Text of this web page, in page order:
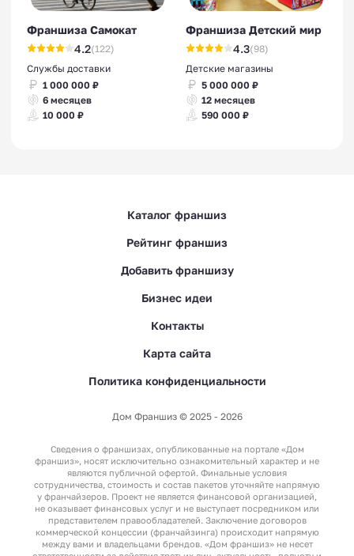
Франшиза Самокат
4.2(122)
Службы доставки
1 000 000 ₽
6 месяцев
10 000 ₽
Франшиза Детский мир
4.3(98)
Детские магазины
5 000 000 ₽
12 месяцев
590 000 ₽
Каталог франшиз
Рейтинг франшиз
Добавить франшизу
Бизнес идеи
Контакты
Карта сайта
Политика конфиденциальности
Дом Франшиз © 2025 - 2026